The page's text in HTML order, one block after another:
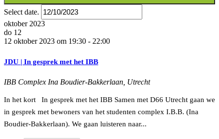
Select date.
oktober 2023
do 12
12 oktober 2023 om 19:30 - 22:00
JDU | In gesprek met het IBB
IBB Complex Ina Boudier-Bakkerlaan, Utrecht
In het kort In gesprek met het IBB Samen met D66 Utrecht gaan we
in gesprek met bewoners van het studenten complex I.B.B. (Ina
Boudier-Bakkerlaan). We gaan luisteren naar...